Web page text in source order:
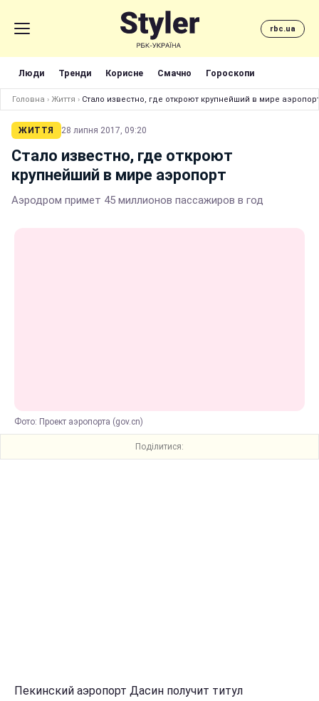
rbc.ua
Люди Тренди Корисне Смачно Гороскопи
Головна › Життя › Стало известно, где откроют крупнейший в мире
ЖИТТЯ 28 липня 2017, 09:20
Стало известно, где откроют
крупнейший в мире аэропорт
Аэродром примет 45 миллионов пассажиров в год
Фото: Проект аэропорта (gov.cn)
Поділитися:
Пекинский аэропорт Дасин получит титул